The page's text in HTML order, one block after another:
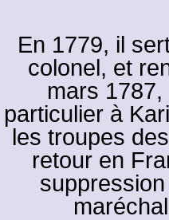
En 1779, il
colonel, et
mars
particulier à
les troupes
retour en